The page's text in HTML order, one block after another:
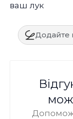
ваш лук
Додайте